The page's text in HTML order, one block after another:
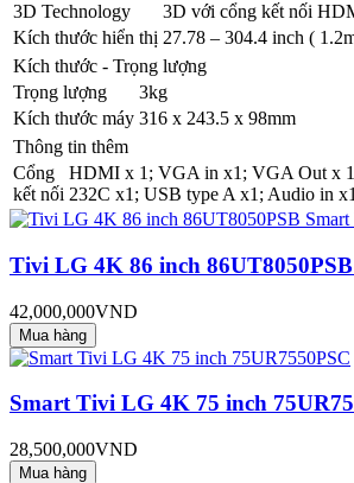
3D Technology
3D với cổng kết nối
Kích thước hiển thị 27.78 – 304.4 inch (
Kích thước - Trọng lượng
Trọng lượng
3kg
Kích thước máy 316 x 243.5 x 98mm
Thông tin thêm
Cổng
kết nối
HDMI x 1; VGA in x1; VGA Out x
232C x1; USB type A x1; Audio in
Tivi LG 4K 86 inch
42,000,000VND
Smart Tivi LG 4K 75 inch
28,500,000VND